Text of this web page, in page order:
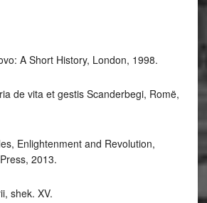
A Short History, London, 1998.
de vita et gestis Scanderbegi, Romë,
Enlightenment and Revolution,
2013.
shek. XV.